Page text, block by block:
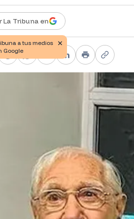
La Tribuna en
TelegramWhatsApp
PinterestLinkedIn
PrintCopy